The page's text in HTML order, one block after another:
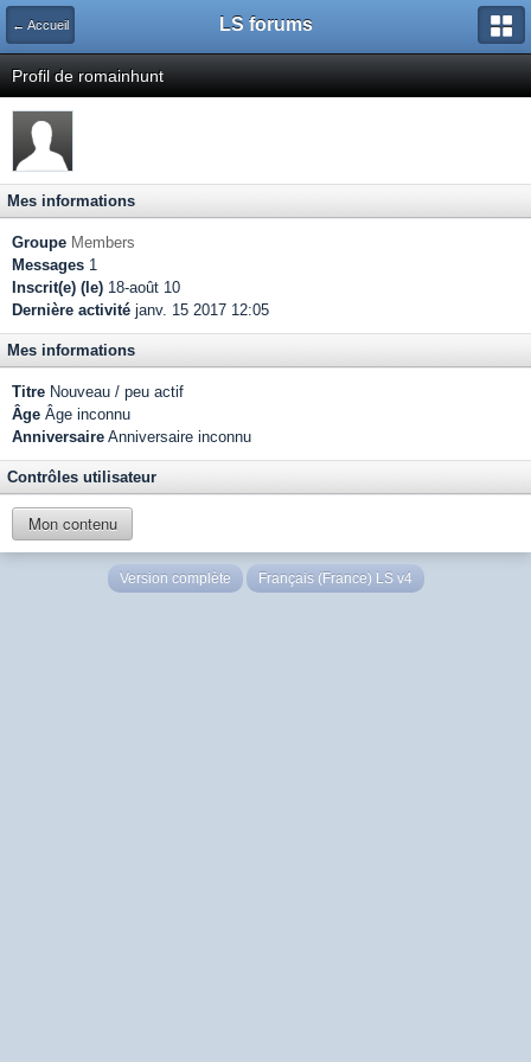
← Accueil LS forums
Profil de romainhunt
Mes informations
Groupe Members
Messages 1
Inscrit(e) (le) 18-août 10
Dernière activité janv. 15 2017 12:05
Mes informations
Titre Nouveau / peu actif
Âge Âge inconnu
Anniversaire Anniversaire inconnu
Contrôles utilisateur
Mon contenu
Version complète Français (France) LS v4